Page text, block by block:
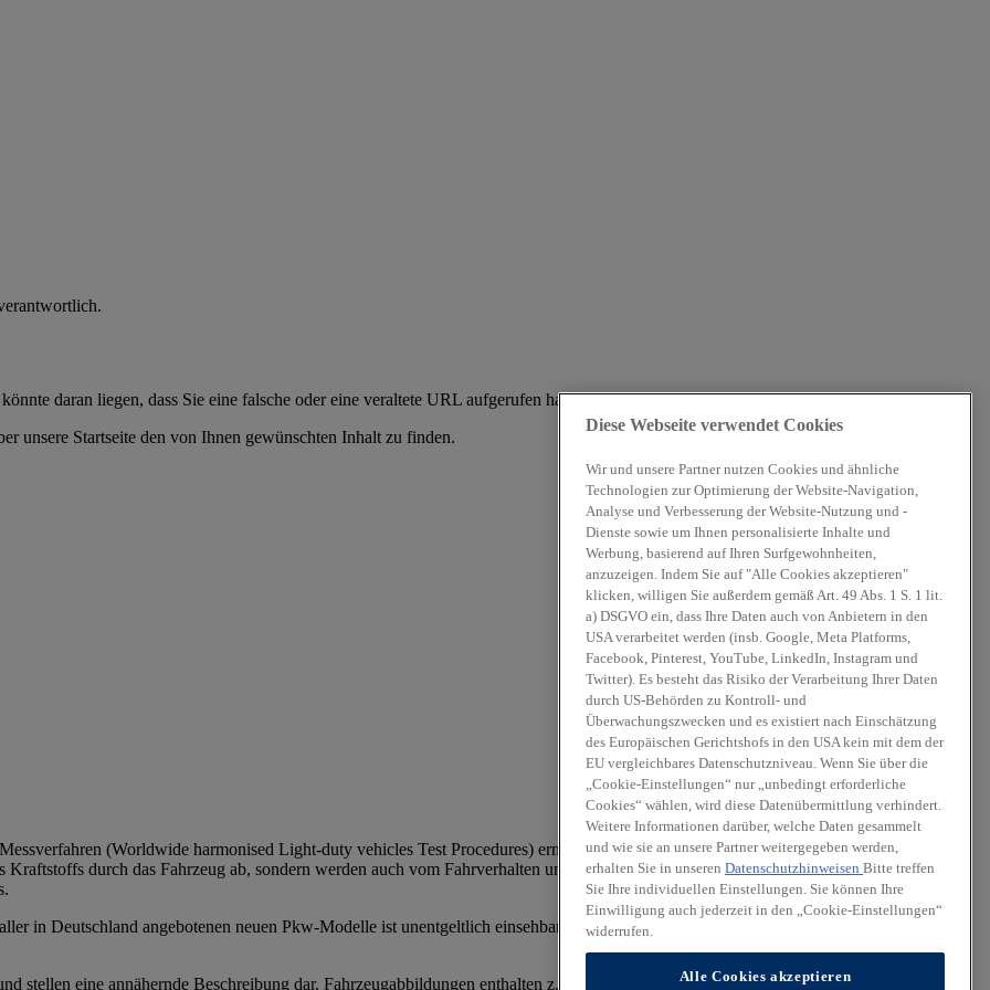
daran liegen, dass Sie eine falsche oder eine veraltete URL aufgerufen haben.
unsere Startseite den von Ihnen gewünschten Inhalt zu finden.
(Worldwide harmonised Light-duty vehicles Test Procedures) ermittelt. Der Kraftstoffverbrauch und die CO₂-Emissionen
durch das Fahrzeug ab, sondern werden auch vom Fahrverhalten und anderen nichttechnischen Faktoren beeinflusst. CO₂ ist
in Deutschland angebotenen neuen Pkw-Modelle ist unentgeltlich einsehbar an jedem Verkaufsort, an dem Pkw ausgestellt oder
stellen eine annähernde Beschreibung dar. Fahrzeugabbildungen enthalten z. T. aufpreispflichtige Zusatzausstattungen.
Diese Webseite verwendet Cookies
Wir und unsere Partner nutzen Cookies und ähnliche
Technologien zur Optimierung der Website-Navigation,
Analyse und Verbesserung der Website-Nutzung und -
Dienste sowie um Ihnen personalisierte Inhalte und
Werbung, basierend auf Ihren Surfgewohnheiten,
anzuzeigen. Indem Sie auf "Alle Cookies akzeptieren"
klicken, willigen Sie außerdem gemäß Art. 49 Abs. 1 S. 1 lit.
a) DSGVO ein, dass Ihre Daten auch von Anbietern in den
USA verarbeitet werden (insb. Google, Meta Platforms,
Facebook, Pinterest, YouTube, LinkedIn, Instagram und
Twitter). Es besteht das Risiko der Verarbeitung Ihrer Daten
durch US-Behörden zu Kontroll- und
Überwachungszwecken und es existiert nach Einschätzung
des Europäischen Gerichtshofs in den USA kein mit dem der
EU vergleichbares Datenschutzniveau. Wenn Sie über die
„Cookie-Einstellungen“ nur „unbedingt erforderliche
Cookies“ wählen, wird diese Datenübermittlung verhindert.
Weitere Informationen darüber, welche Daten gesammelt
und wie sie an unsere Partner weitergegeben werden,
erhalten Sie in unseren Datenschutzhinweisen Bitte treffen
Sie Ihre individuellen Einstellungen. Sie können Ihre
Einwilligung auch jederzeit in den „Cookie-Einstellungen“
widerrufen.
Alle Cookies akzeptieren